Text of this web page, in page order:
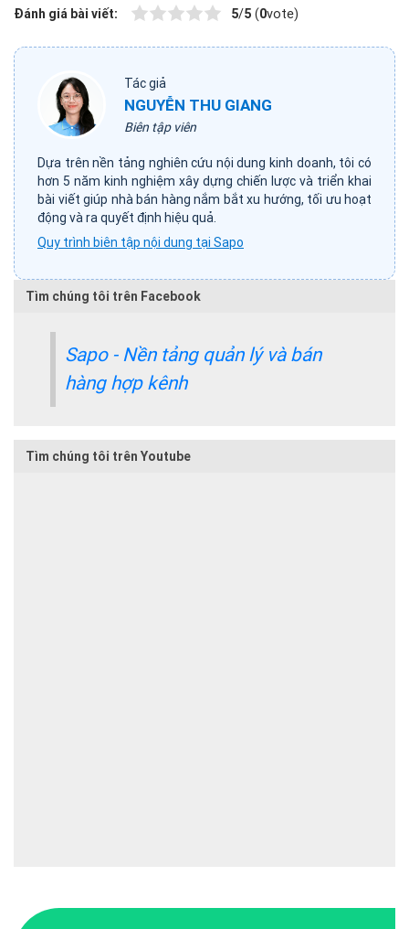
Đánh giá bài viết: 5/5 (0vote)
Tác giả
NGUYỄN THU GIANG
Biên tập viên
Dựa trên nền tảng nghiên cứu nội dung kinh doanh, tôi có
hơn 5 năm kinh nghiệm xây dựng chiến lược và triển khai
bài viết giúp nhà bán hàng nắm bắt xu hướng, tối ưu hoạt
động và ra quyết định hiệu quả.
Quy trình biên tập nội dung tại Sapo
Tìm chúng tôi trên Facebook
Sapo - Nền tảng quản lý và bán
hàng hợp kênh
Tìm chúng tôi trên Youtube